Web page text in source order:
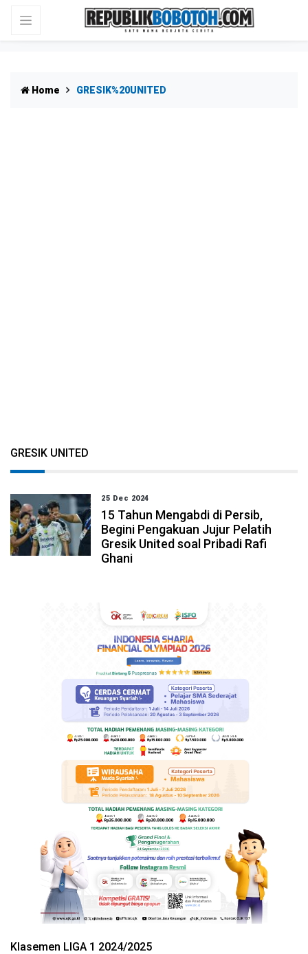
Home GRESIK%20UNITED
GRESIK UNITED
25 Dec 2024
15 Tahun Mengabdi di Persib,
Begini Pengakuan Jujur Pelatih
Gresik United soal Pribadi Rafi
Ghani
Klasemen LIGA 1 2024/2025